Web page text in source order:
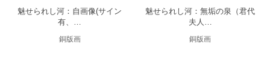
魅せられし河：自画像(サイン
有、…
銅版画
魅せられし河：無垢の泉（君代
夫人…
銅版画